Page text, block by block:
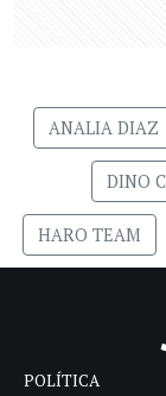
ANALIA DIAZ
DINO
HARO TEAM
POLÍTICA